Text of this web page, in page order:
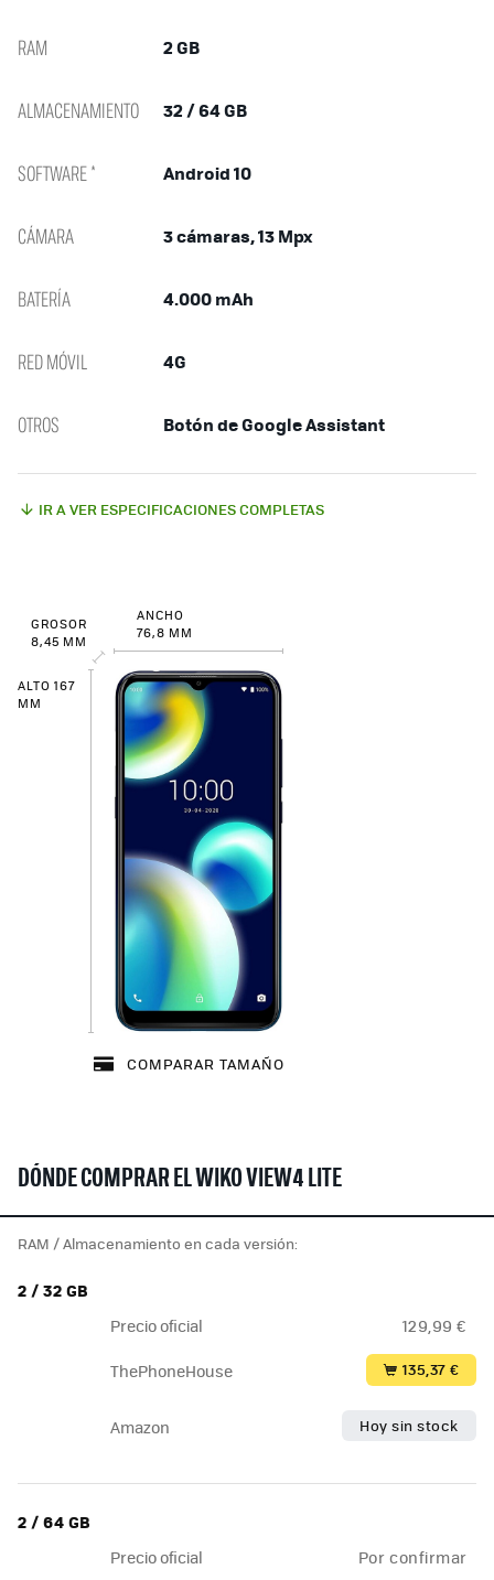
RAM 2 GB
ALMACENAMIENTO 32 / 64 GB
SOFTWARE * Android 10
CÁMARA 3 cámaras, 13 Mpx
BATERÍA 4.000 mAh
RED MÓVIL 4G
OTROS Botón de Google Assistant
IR A VER ESPECIFICACIONES COMPLETAS
GROSOR
8,45 MM
ANCHO
76,8 MM
ALTO 167
MM
COMPARAR TAMAÑO
DÓNDE COMPRAR EL WIKO VIEW4 LITE
RAM / Almacenamiento en cada versión:
2 / 32 GB
Precio oficial 129,99 €
ThePhoneHouse 135,37 €
Amazon Hoy sin stock
2 / 64 GB
Precio oficial Por confirmar